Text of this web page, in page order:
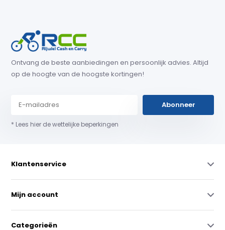
Ontvang de beste aanbiedingen en persoonlijk advies. Altijd
op de hoogte van de hoogste kortingen!
Abonneer
* Lees hier de wettelijke beperkingen
Klantenservice
Mijn account
Categorieën